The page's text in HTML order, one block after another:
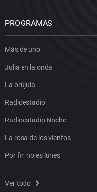
PROGRAMAS
Más de uno
Julia en la onda
La brújula
Radioestadio
Radioestadio Noche
La rosa de los vientos
Por fin no es lunes
Ver todo